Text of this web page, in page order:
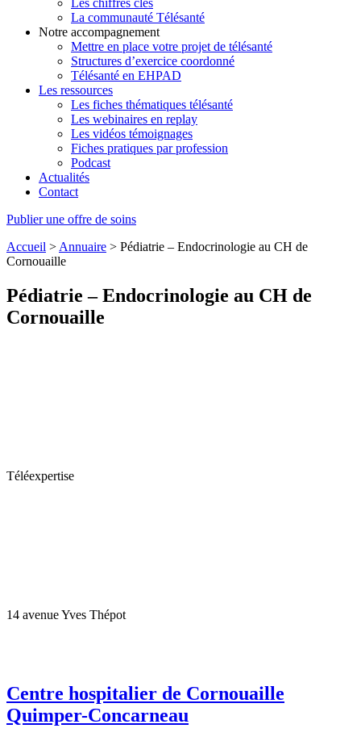
Les chiffres clés
La communauté Télésanté
Notre accompagnement
Mettre en place votre projet de télésanté
Structures d’exercice coordonné
Télésanté en EHPAD
Les ressources
Les fiches thématiques télésanté
Les webinaires en replay
Les vidéos témoignages
Fiches pratiques par profession
Podcast
Actualités
Contact
Publier une offre de soins
Accueil > Annuaire > Pédiatrie – Endocrinologie au CH de
Cornouaille
Pédiatrie – Endocrinologie au CH de
Cornouaille
Téléexpertise
14 avenue Yves Thépot
Centre hospitalier de Cornouaille
Quimper-Concarneau